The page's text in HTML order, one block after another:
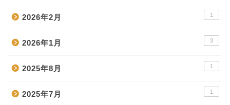
2026年2月 1
2026年1月 3
2025年8月 1
2025年7月 1